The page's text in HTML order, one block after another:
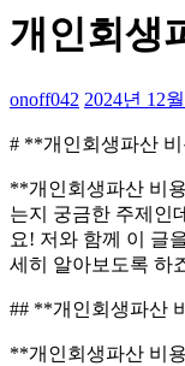
개인회생
onoff042 2024년 12
# **개인회생파산
**개인회생파산 비
는지 궁금한 주제인
요! 저와 함께 이 글
세히 알아보도록 하
## **개인회생파산
**개인회생파산 비